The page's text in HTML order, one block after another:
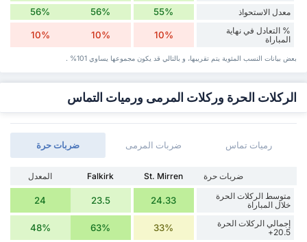
معدل الاستحواذ 55%
56%
56%
% التعادل في نهاية
المباراة
10%
10%
10%
بعض بيانات ‏النسب المئوية يتم تقريبها، و بالتالي قد ‏يكون مجموعها يساوي 101% .
الركلات الحرة وركلات المرمى ورميات التماس
‏ضربات حرة ضربات المرمى رميات تماس
‏ضربات حرة St. Mirren
Falkirk
المعدل
متوسط الركلات الحرة
خلال المباراة
24.33
23.5
24
إجمالي الركلات الحرة
20.5+
33%
63%
48%